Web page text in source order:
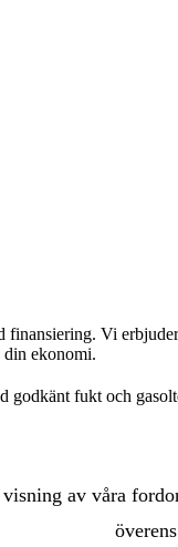
finansiering. Vi
din ekonomi.
godkänt fukt och
av våra